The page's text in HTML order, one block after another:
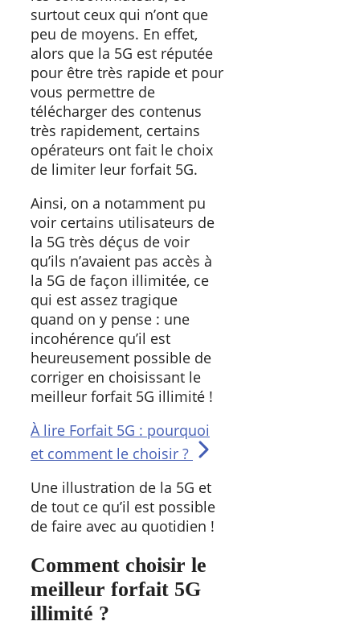
surtout ceux qui n’ont que
peu de moyens. En effet,
alors que la 5G est réputée
pour être très rapide et pour
vous permettre de
télécharger des contenus
très rapidement, certains
opérateurs ont fait le choix
de limiter leur forfait 5G.
Ainsi, on a notamment pu
voir certains utilisateurs de
la 5G très déçus de voir
qu’ils n’avaient pas accès à
la 5G de façon illimitée, ce
qui est assez tragique
quand on y pense : une
incohérence qu’il est
heureusement possible de
corriger en choisissant le
meilleur forfait 5G illimité !
À lire Forfait 5G : pourquoi
et comment le choisir ?
Une illustration de la 5G et
de tout ce qu’il est possible
de faire avec au quotidien !
Comment choisir le
meilleur forfait 5G
illimité ?